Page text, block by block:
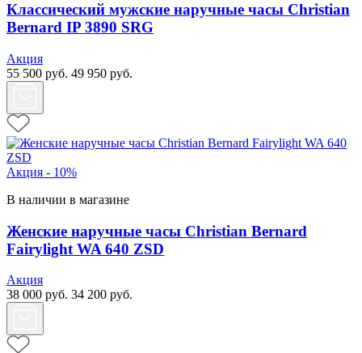
Классический мужские наручные часы Christian
Bernard IP 3890 SRG
Акция
55 500 руб. 49 950 руб.
Акция - 10%
В наличии в магазине
Женские наручные часы Christian Bernard
Fairylight WA 640 ZSD
Акция
38 000 руб. 34 200 руб.